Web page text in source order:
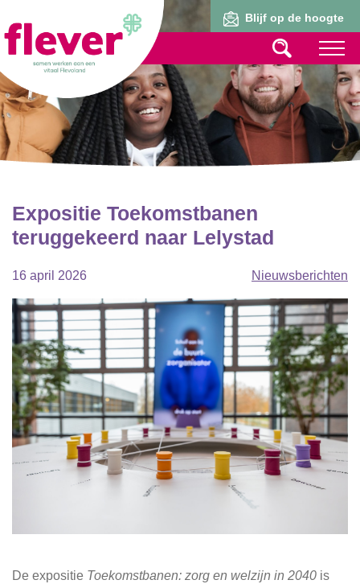
Blijf op de hoogte
Expositie Toekomstbanen
teruggekeerd naar Lelystad
16 april 2026 Nieuwsberichten
De expositie Toekomstbanen: zorg en welzijn in 2040 is